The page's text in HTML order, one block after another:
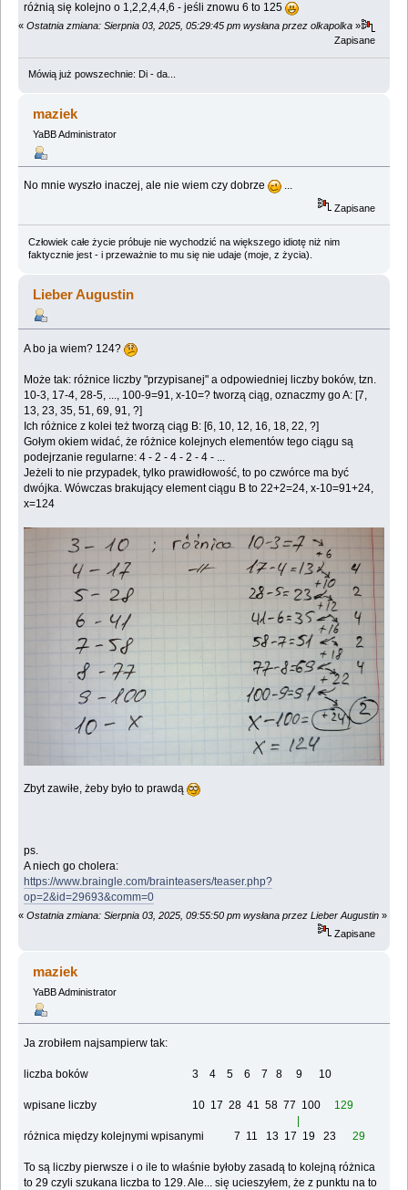
różnią się kolejno o 1,2,2,4,4,6 - jeśli znowu 6 to 125
« Ostatnia zmiana: Sierpnia 03, 2025, 05:29:45 pm wysłana przez olkapolka »
Zapisane
Mówią już powszechnie: Di - da...
maziek
YaBB Administrator
No mnie wyszło inaczej, ale nie wiem czy dobrze ...
Zapisane
Człowiek całe życie próbuje nie wychodzić na większego idiotę niż nim
faktycznie jest - i przeważnie to mu się nie udaje (moje, z życia).
Lieber Augustin
A bo ja wiem? 124?
Może tak: różnice liczby "przypisanej" a odpowiedniej liczby boków, tzn.
10-3, 17-4, 28-5, ..., 100-9=91, x-10=? tworzą ciąg, oznaczmy go A: [7,
13, 23, 35, 51, 69, 91, ?]
Ich różnice z kolei też tworzą ciąg B: [6, 10, 12, 16, 18, 22, ?]
Gołym okiem widać, że różnice kolejnych elementów tego ciągu są
podejrzanie regularne: 4 - 2 - 4 - 2 - 4 - ...
Jeżeli to nie przypadek, tylko prawidłowość, to po czwórce ma być
dwójka. Wówczas brakujący element ciągu B to 22+2=24, x-10=91+24,
x=124
Zbyt zawiłe, żeby było to prawdą
ps.
A niech go cholera:
https://www.braingle.com/brainteasers/teaser.php?
op=2&id=29693&comm=0
« Ostatnia zmiana: Sierpnia 03, 2025, 09:55:50 pm wysłana przez Lieber Augustin »
Zapisane
maziek
YaBB Administrator
Ja zrobiłem najsampierw tak:
liczba boków 3 4 5 6 7 8 9 10
wpisane liczby 10 17 28 41 58 77 100 129
różnica między kolejnymi wpisanymi 7 11 13 17 19 2329
To są liczby pierwsze i o ile to właśnie byłoby zasadą to kolejną różnica
to 29 czyli szukana liczba to 129. Ale... się ucieszyłem, że z punktu na to